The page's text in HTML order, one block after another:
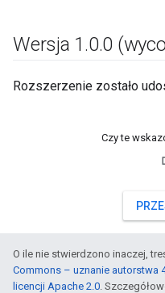
Wersja 1.0.0
Rozszerzenie zostało
Czy te
O ile nie stwierdzono inaczej,
Commons – uznanie autorstwa
licencji Apache 2.0.